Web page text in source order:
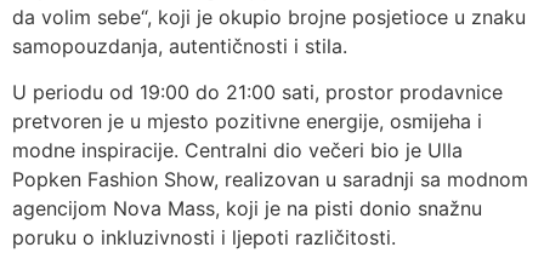
da volim sebe“, koji je okupio brojne posjetioce u znaku
samopouzdanja, autentičnosti i stila.
U periodu od 19:00 do 21:00 sati, prostor prodavnice
pretvoren je u mjesto pozitivne energije, osmijeha i
modne inspiracije. Centralni dio večeri bio je Ulla
Popken Fashion Show, realizovan u saradnji sa modnom
agencijom Nova Mass, koji je na pisti donio snažnu
poruku o inkluzivnosti i ljepoti različitosti.